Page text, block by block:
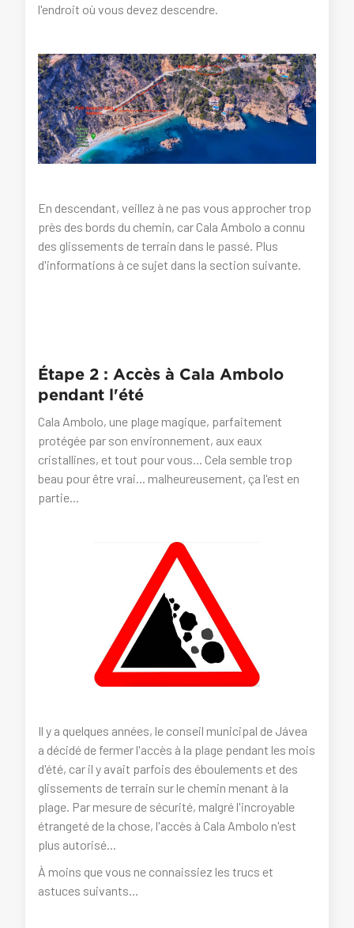
l'endroit où vous devez descendre.
En descendant, veillez à ne pas vous approcher trop
près des bords du chemin, car Cala Ambolo a connu
des glissements de terrain dans le passé. Plus
d'informations à ce sujet dans la section suivante.
Étape 2 : Accès à Cala Ambolo
pendant l'été
Cala Ambolo, une plage magique, parfaitement
protégée par son environnement, aux eaux
cristallines, et tout pour vous... Cela semble trop
beau pour être vrai... malheureusement, ça l'est en
partie...
Il y a quelques années, le conseil municipal de Jávea
a décidé de fermer l'accès à la plage pendant les mois
d'été, car il y avait parfois des éboulements et des
glissements de terrain sur le chemin menant à la
plage. Par mesure de sécurité, malgré l'incroyable
étrangeté de la chose, l'accès à Cala Ambolo n'est
plus autorisé...
À moins que vous ne connaissiez les trucs et
astuces suivants...